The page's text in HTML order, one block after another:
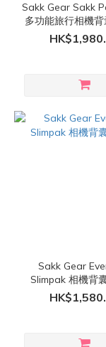
Sakk Gear Sakk
多功能旅行相機
Sakk Gear
Slimpak 相機背